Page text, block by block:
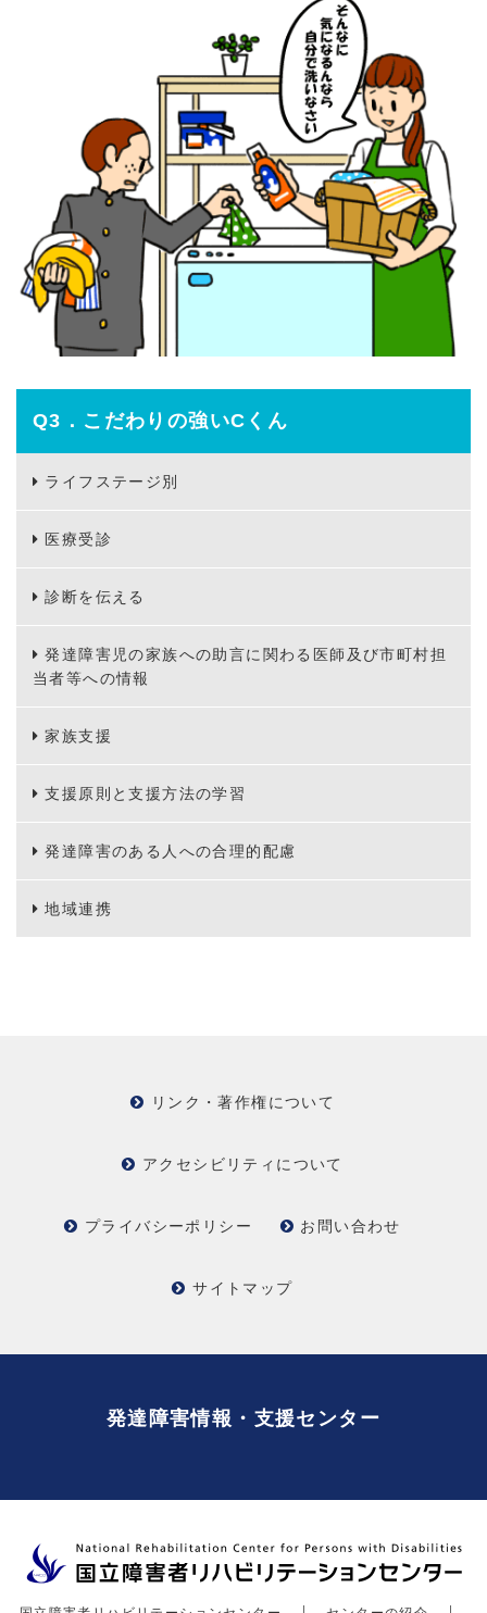
Q3．こだわりの強いCくん
ライフステージ別
医療受診
診断を伝える
発達障害児の家族への助言に関わる医師及び市町村担
当者等への情報
家族支援
支援原則と支援方法の学習
発達障害のある人への合理的配慮
地域連携
リンク・著作権について
アクセシビリティについて
プライバシーポリシー お問い合わせ
サイトマップ
発達障害情報・支援センター